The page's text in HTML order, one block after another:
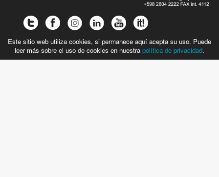
Este sitio web utiliza cookies, si permanece aquí acepta su uso. Puede
leer más sobre el uso de cookies en nuestra política de privacidad.